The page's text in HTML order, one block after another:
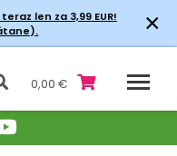
teraz len za 3,99 EUR!
×
0,00 €